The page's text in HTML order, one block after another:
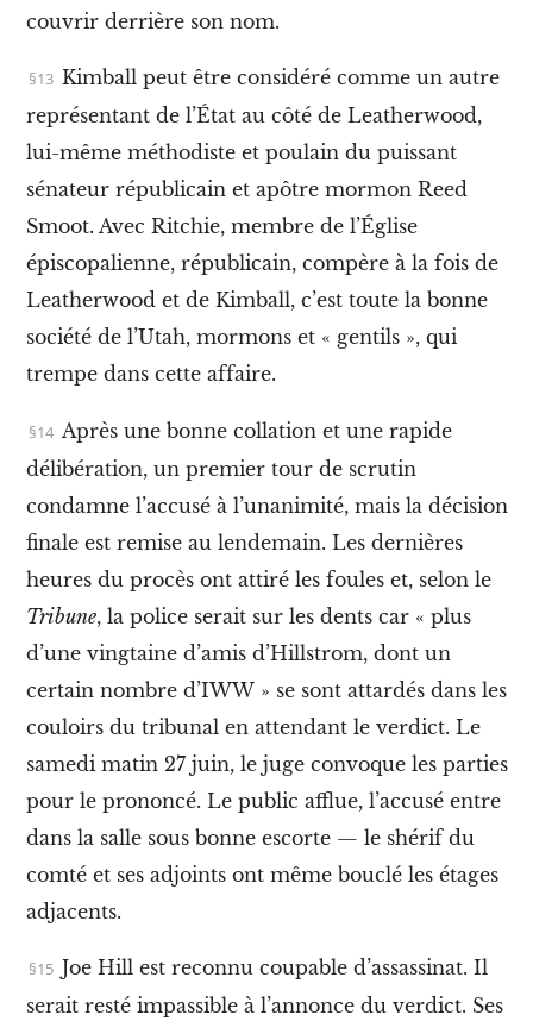
couvrir derrière son nom.
Kimball peut être considéré comme un autre
représentant de l’État au côté de Leatherwood,
lui-même méthodiste et poulain du puissant
sénateur républicain et apôtre mormon Reed
Smoot. Avec Ritchie, membre de l’Église
épiscopalienne, républicain, compère à la fois de
Leatherwood et de Kimball, c’est toute la bonne
société de l’Utah, mormons et « gentils », qui
trempe dans cette affaire.
Après une bonne collation et une rapide
délibération, un premier tour de scrutin
condamne l’accusé à l’unanimité, mais la décision
finale est remise au lendemain. Les dernières
heures du procès ont attiré les foules et, selon le
Tribune, la police serait sur les dents car « plus
d’une vingtaine d’amis d’Hillstrom, dont un
certain nombre d’IWW » se sont attardés dans les
couloirs du tribunal en attendant le verdict. Le
samedi matin 27 juin, le juge convoque les parties
pour le prononcé. Le public afflue, l’accusé entre
dans la salle sous bonne escorte — le shérif du
comté et ses adjoints ont même bouclé les étages
adjacents.
Joe Hill est reconnu coupable d’assassinat. Il
serait resté impassible à l’annonce du verdict. Ses
,
l
c
i
m
,
l
a
p
i
s
n
t
l
a
u
t
t
e
p
o
u
l
é
m
n
c
i
p
a
t
o
n
d